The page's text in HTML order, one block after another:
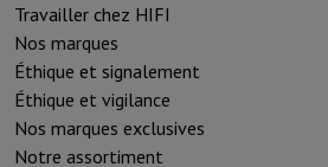
Travailler chez HIFI
Nos marques
Éthique et signalement
Éthique et vigilance
Nos marques exclusives
Notre assortiment